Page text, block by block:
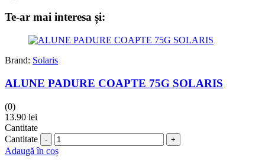
Te-ar mai interesa și:
Brand: Solaris
ALUNE PADURE COAPTE 75G SOLARIS
(0)
13.90 lei
Cantitate
Cantitate
Adaugă în coș